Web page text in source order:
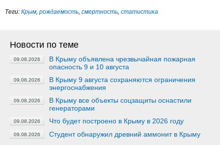
Теги: Крым, рождаемость, смертность, статистика
Новости по теме
09.08.2026
В Крыму объявлена чрезвычайная пожарная
опасность 9 и 10 августа
09.08.2026
В Крыму 9 августа сохраняются ограничения
энергоснабжения
09.08.2026
В Крыму все объекты соцзащиты оснастили
генераторами
09.08.2026 Что будет построено в Крыму в 2026 году
09.08.2026 Студент обнаружил древний аммонит в Крыму